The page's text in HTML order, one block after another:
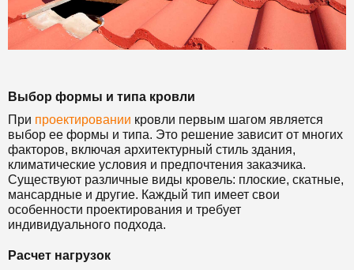
Выбор формы и типа кровли
При проектировании кровли первым шагом является
выбор ее формы и типа. Это решение зависит от многих
факторов, включая архитектурный стиль здания,
климатические условия и предпочтения заказчика.
Существуют различные виды кровель: плоские, скатные,
мансардные и другие. Каждый тип имеет свои
особенности проектирования и требует
индивидуального подхода.
Расчет нагрузок